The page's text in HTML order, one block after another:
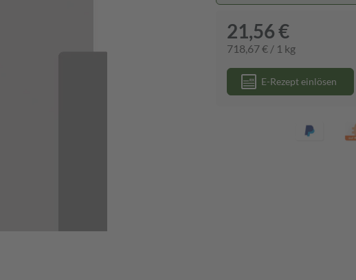
21,56 €
718,67 € / 1 kg
E-Rezept einlösen